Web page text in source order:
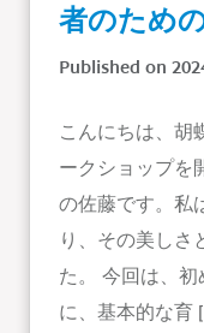
者のため
Published on
こんにちは、胡
ークショップを
の佐藤です。私
り、その美しさ
た。 今回は、
に、基本的な育